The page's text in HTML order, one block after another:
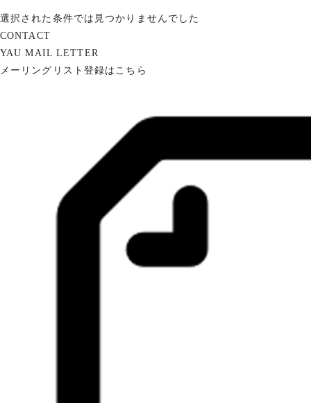
選択された条件では見つかりませんでした
CONTACT
YAU MAIL LETTER
メーリングリスト登録はこちら